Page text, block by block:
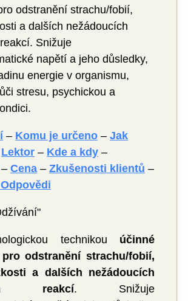
odstranění strachu/fobií,
a dalších nežádoucích
Snižuje
napětí a jeho důsledky,
energie v organismu,
stresu, psychickou a
– Komu je určeno – Jak
Lektor – Kde a kdy –
– Cena – Zkušenosti klientů –
technikou účinné
pro odstranění strachu/fobií,
a dalších nežádoucích
reakcí. Snižuje